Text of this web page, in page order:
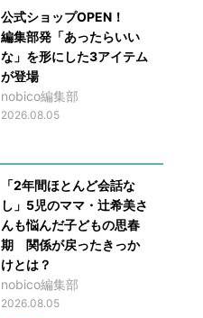
公式ショップOPEN！
編集部発「あったらいい
な」を形にした3アイテム
が登場
nobico編集部
2026.08.05
「2年間ほとんど会話な
し」5児のママ・辻希美さ
んも悩んだ子どもの思春
期 関係が戻ったきっか
けとは？
nobico編集部
2026.08.05